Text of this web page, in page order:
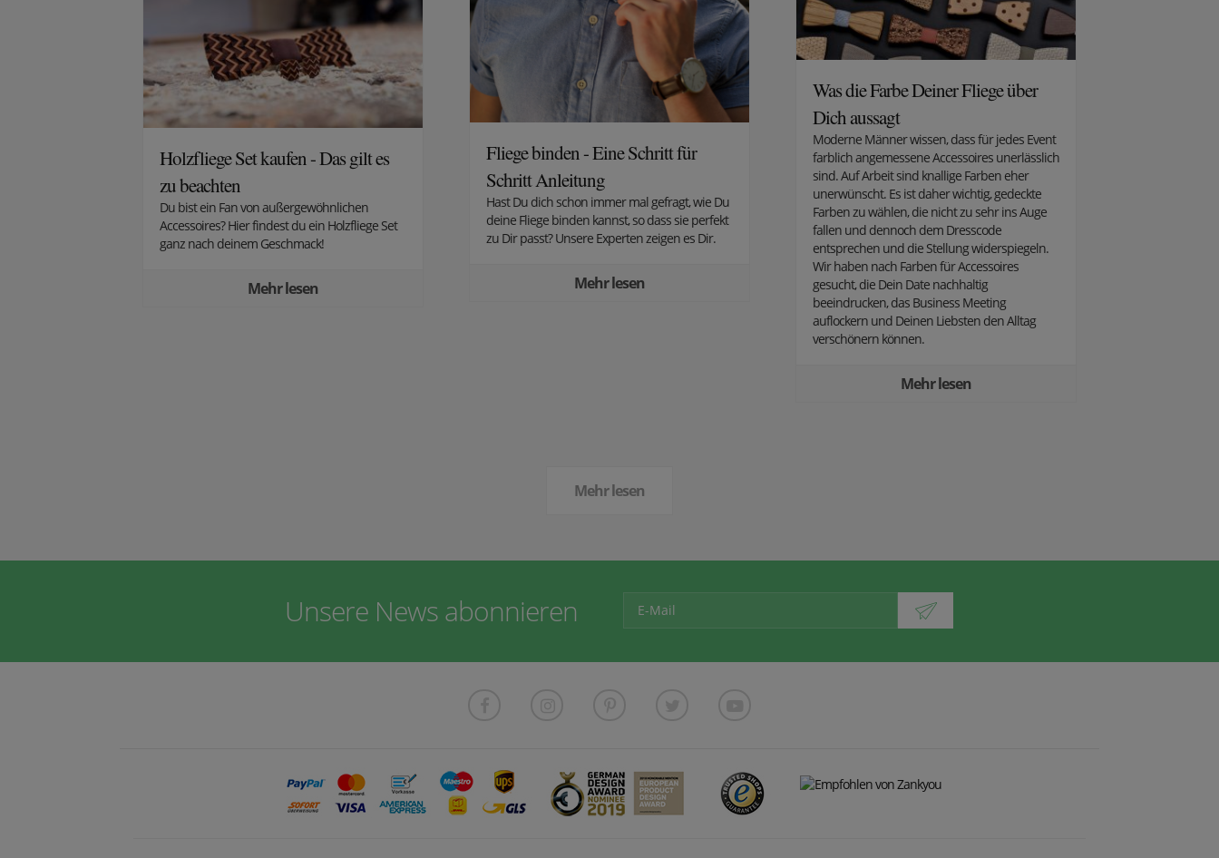
Holzfliege Set kaufen - Das gilt es
zu beachten
Du bist ein Fan von außergewöhnlichen
Accessoires? Hier findest du ein Holzfliege Set
ganz nach deinem Geschmack!
Mehr lesen
Fliege binden - Eine Schritt für
Schritt Anleitung
Hast Du dich schon immer mal gefragt, wie Du
deine Fliege binden kannst, so dass sie perfekt
zu Dir passt? Unsere Experten zeigen es Dir.
Mehr lesen
Was die Farbe Deiner Fliege über
Dich aussagt
Moderne Männer wissen, dass für jedes Event
farblich angemessene Accessoires unerlässlich
sind. Auf Arbeit sind knallige Farben eher
unerwünscht. Es ist daher wichtig, gedeckte
Farben zu wählen, die nicht zu sehr ins Auge
fallen und dennoch dem Dresscode
entsprechen und die Stellung widerspiegeln.
Wir haben nach Farben für Accessoires
gesucht, die Dein Date nachhaltig
beeindrucken, das Business Meeting
auflockern und Deinen Liebsten den Alltag
verschönern können.
Mehr lesen
Mehr lesen
Unsere News abonnieren